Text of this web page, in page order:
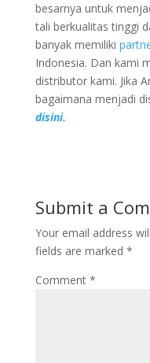
besarnya untuk
tali berkualitas tinggi
banyak memiliki
Indonesia. Dan kami
distributor kami. Jika
bagaimana menjadi
disini.
Submit a
Your email address
fields are marked *
Comment *